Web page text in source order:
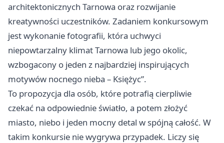
architektonicznych Tarnowa oraz rozwijanie
kreatywności uczestników. Zadaniem konkursowym
jest wykonanie fotografii, która uchwyci
niepowtarzalny klimat Tarnowa lub jego okolic,
wzbogacony o jeden z najbardziej inspirujących
motywów nocnego nieba – Księżyc”.
To propozycja dla osób, które potrafią cierpliwie
czekać na odpowiednie światło, a potem złożyć
miasto, niebo i jeden mocny detal w spójną całość. W
takim konkursie nie wygrywa przypadek. Liczy się